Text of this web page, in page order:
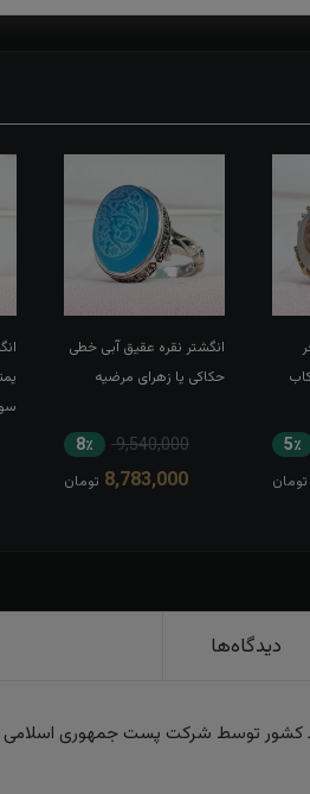
5٪
تومان
انگشتر نقره عقیق آبی خطی
حکاکی یا زهرای مرضیه
9,540,000 8٪
8,783,000 تومان
دیدگاه‌ها
کشور توسط شرکت پست جمهوری اسلامی